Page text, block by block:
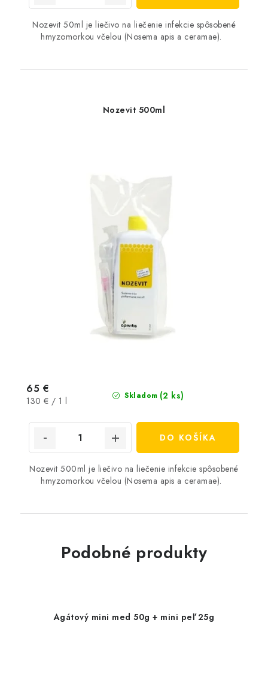
Nozevit 50ml je liečivo na liečenie infekcie spôsobené
hmyzomorkou včelou (Nosema apis a ceramae).
Nozevit 500ml
Skladom (2 ks)
65 €
Jednotková
130 € / 1 l
DO KOŠÍKA
Nozevit 500ml je liečivo na liečenie infekcie spôsobené
hmyzomorkou včelou (Nosema apis a ceramae).
Podobné produkty
Agátový mini med 50g + mini peľ 25g